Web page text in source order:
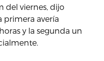
del viernes, dijo
primera avería
y la segunda un